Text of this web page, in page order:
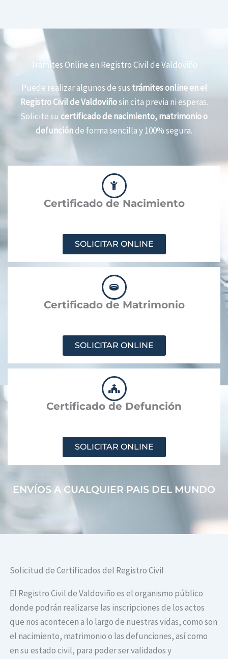
Trámites Online en Registro Civil de Valdoviño
Puede realizar algunos de sus trámites online en el
Registro Civil de Valdoviñosin cita previa ni esperas.
Solicite su certificado de nacimiento, matrimonio o
defunciónde forma sencilla y 100% segura.
Certificado de Nacimiento
SOLICITAR ONLINE
Certificado de Matrimonio
SOLICITAR ONLINE
Certificado de Defunción
SOLICITAR ONLINE
ENVÍOS A CUALQUIER PAIS DEL MUNDO
Solicitud de Certificados del Registro Civil
El Registro Civil de Valdoviño es el organismo público
donde podrán realizarse las inscripciones de los actos
que nos acontecen a lo largo de nuestras vidas, como son
el nacimiento, matrimonio o las defunciones, así como
en su estado civil, para poder ser validados y